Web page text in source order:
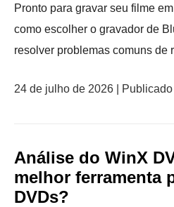
Pronto para gravar seu filme
como escolher o gravador de
resolver problemas comuns de
24 de julho de 2026 |
Análise do WinX
melhor ferramenta
DVDs?